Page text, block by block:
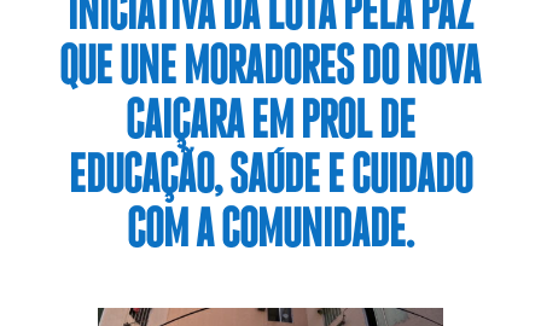
INICIATIVA DA LUTA PELA PAZ
QUE UNE MORADORES DO NOVA
CAIÇARA EM PROL DE
EDUCAÇÃO, SAÚDE E CUIDADO
COM A COMUNIDADE.